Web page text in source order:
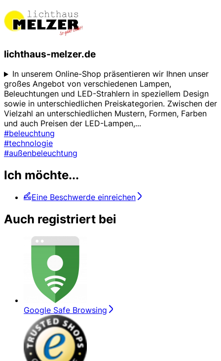
lichthaus-melzer.de
In unserem Online-Shop präsentieren wir Ihnen unser
großes Angebot von verschiedenen Lampen,
Beleuchtungen und LED-Strahlern in speziellem Design
sowie in unterschiedlichen Preiskategorien. Zwischen der
Vielzahl an unterschiedlichen Mustern, Formen, Farben
und auch Preisen der LED-Lampen,...
#beleuchtung
#technologie
#außenbeleuchtung
Ich möchte...
Eine Beschwerde einreichen
Auch registriert bei
Google Safe Browsing